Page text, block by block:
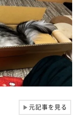
▶元記事を見る